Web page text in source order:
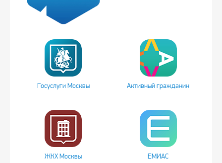
Госуслуги Москвы Активный гражданин
ЖКХ Москвы ЕМИАС